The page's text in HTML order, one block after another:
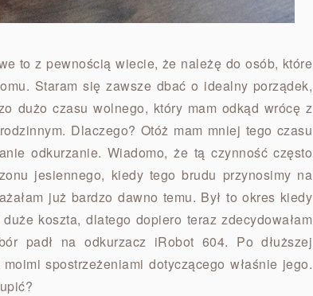
to z pewnością wiecie, że należę do osób, które
Staram się zawsze dbać o idealny porządek,
dużo czasu wolnego, który mam odkąd wrócę z
Dlaczego? Otóż mam mniej tego czasu
odkurzanie. Wiadomo, że tą czynność często
jesiennego, kiedy tego brudu przynosimy na
już bardzo dawno temu. Był to okres kiedy
koszta, dlatego dopiero teraz zdecydowałam
padł na odkurzacz iRobot 604. Po dłuższej
spostrzeżeniami dotyczącego właśnie jego.